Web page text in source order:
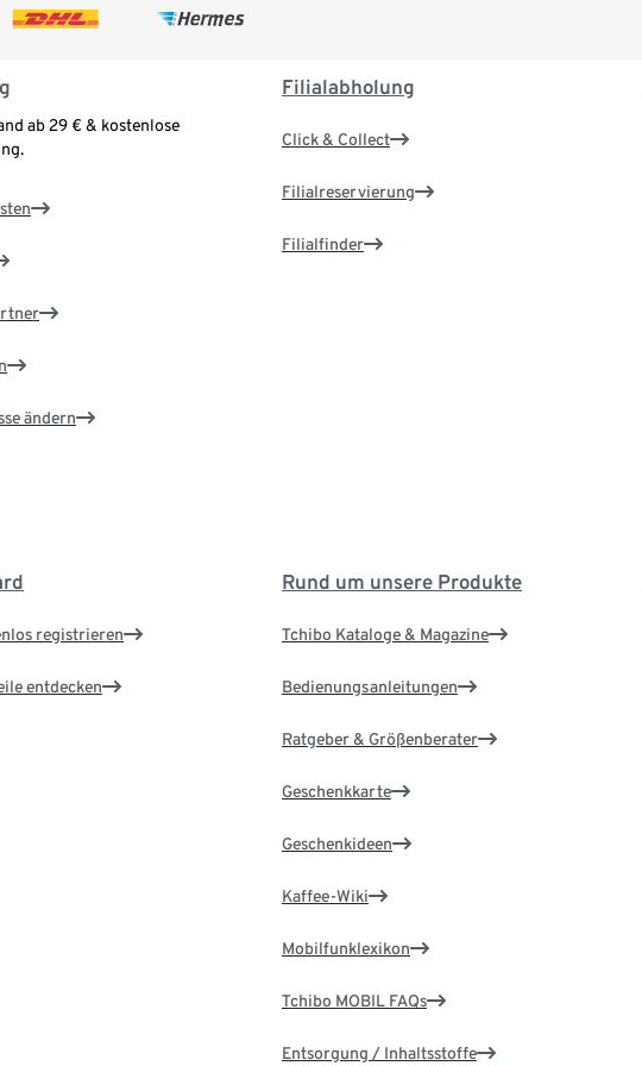
ab 29 € & kostenlose
ändern
Filialabholung
Click & Collect
Filialreservierung
Filialfinder
registrieren
entdecken
Rund um unsere Produkte
Tchibo Kataloge & Magazine
Bedienungsanleitungen
Ratgeber & Größenberater
Geschenkkarte
Geschenkideen
Kaffee-Wiki
Mobilfunklexikon
Tchibo MOBIL FAQs
Entsorgung / Inhaltsstoffe